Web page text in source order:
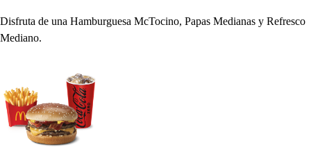
Disfruta de una Hamburguesa McTocino, Papas Medianas y Refresco
Mediano.